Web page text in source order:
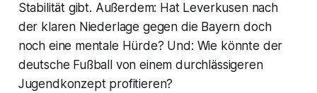
Stabilität gibt. Außerdem: Hat Leverkusen nach
der klaren Niederlage gegen die Bayern doch
noch eine mentale Hürde? Und: Wie könnte der
deutsche Fußball von einem durchlässigeren
Jugendkonzept profitieren?